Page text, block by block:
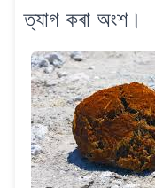
ত্যাগ কৰা অংশ।